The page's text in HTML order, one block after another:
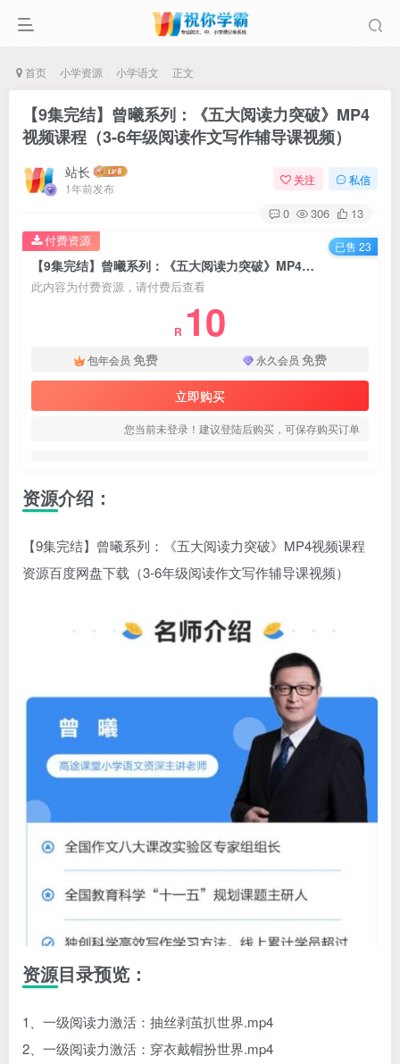
首页 小学资源 小学语文 正文
【9集完结】曾曦系列：《五大阅读力突破》MP4
视频课程（3-6年级阅读作文写作辅导课视频）
站长
1年前发布
关注 私信
0 306 13
【9集完结】曾曦系列：《五大阅读力突破》MP4视频课程（3-6年级阅读作文写作辅导课视频）
此内容为付费资源，请付费后查看
R 10
包年会员 免费 永久会员 免费
立即购买
您当前未登录！建议登陆后购买，可保存购买订单
付费资源 已售 23
资源介绍：
【9集完结】曾曦系列：《五大阅读力突破》MP4视频课程
资源百度网盘下载（3-6年级阅读作文写作辅导课视频）
资源目录预览：
1、一级阅读力激活：抽丝剥茧扒世界.mp4
2、一级阅读力激活：穿衣戴帽扮世界.mp4